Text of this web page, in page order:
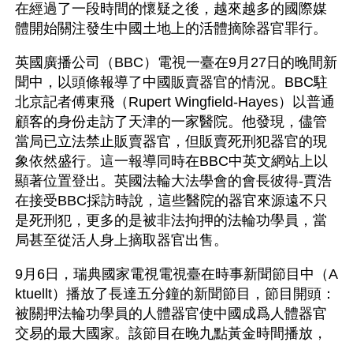
在經過了一段時間的懷疑之後，越來越多的國際媒
體開始關注發生中國土地上的活體摘除器官罪行。
英國廣播公司（BBC）電視一臺在9月27日的晚間新
聞中，以頭條報導了中國販賣器官的情況。BBC駐
北京記者傅東飛（Rupert Wingfield-Hayes）以普通
顧客的身份走訪了天津的一家醫院。他發現，儘管
當局已立法禁止販賣器官，但販賣死刑犯器官的現
象依然盛行。這一報導同時在BBC中英文網站上以
顯著位置登出。英國法輪大法學會的會長彼得-賈浩
在接受BBC採訪時說，這些醫院的器官來源遠不只
是死刑犯，更多的是被非法拘押的法輪功學員，當
局甚至從活人身上摘取器官出售。
9月6日，瑞典國家電視電視臺在時事新聞節目中（A
ktuellt）播放了長達五分鐘的新聞節目，節目開頭：
被關押法輪功學員的人體器官使中國成爲人體器官
交易的最大國家。該節目在晚九點黃金時間播放，